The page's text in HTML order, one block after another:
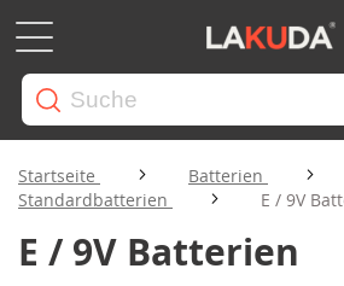
Startseite
Batterien
Standardbatterien
E / 9V
E / 9V Batterien